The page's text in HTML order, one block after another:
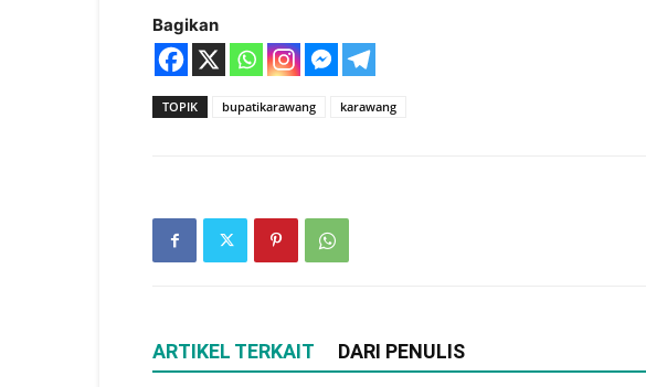
Bagikan
TOPIK bupatikarawang karawang
ARTIKEL TERKAIT DARI PENULIS